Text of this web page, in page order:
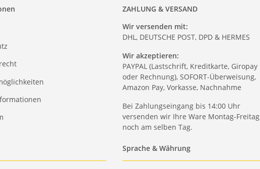
ZAHLUNG & VERSAND
Wir versenden mit:
DHL, DEUTSCHE POST, DPD & HERMES
Wir akzeptieren:
PAYPAL (Lastschrift, Kreditkarte, Giropay
oder Rechnung), SOFORT-Überweisung,
Amazon Pay, Vorkasse, Nachnahme
Bei Zahlungseingang bis 14:00 Uhr
versenden wir Ihre Ware Montag-Freitag
noch am selben Tag.
Sprache & Währung